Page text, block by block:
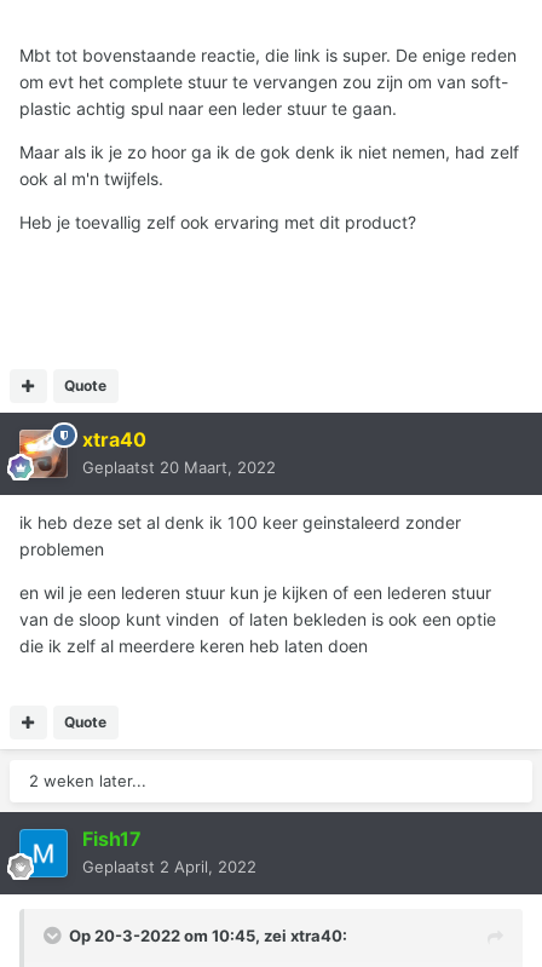
Mbt tot bovenstaande reactie, die link is super. De enige reden
om evt het complete stuur te vervangen zou zijn om van soft-
plastic achtig spul naar een leder stuur te gaan.
Maar als ik je zo hoor ga ik de gok denk ik niet nemen, had zelf
ook al m'n twijfels.
Heb je toevallig zelf ook ervaring met dit product?
Quote
xtra40
Geplaatst 20 Maart, 2022
ik heb deze set al denk ik 100 keer geinstaleerd zonder
problemen
en wil je een lederen stuur kun je kijken of een lederen stuur
van de sloop kunt vinden of laten bekleden is ook een optie
die ik zelf al meerdere keren heb laten doen
Quote
2 weken later...
Fish17
Geplaatst 2 April, 2022
Op 20-3-2022 om 10:45, zei xtra40: